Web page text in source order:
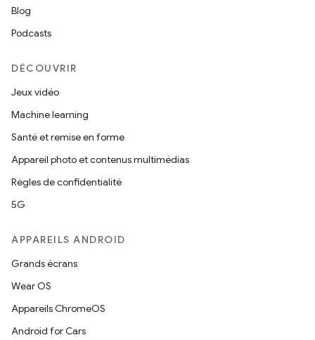
Blog
Podcasts
DÉCOUVRIR
Jeux vidéo
Machine learning
Santé et remise en forme
Appareil photo et contenus multimédias
Règles de confidentialité
5G
APPAREILS ANDROID
Grands écrans
Wear OS
Appareils ChromeOS
Android for Cars